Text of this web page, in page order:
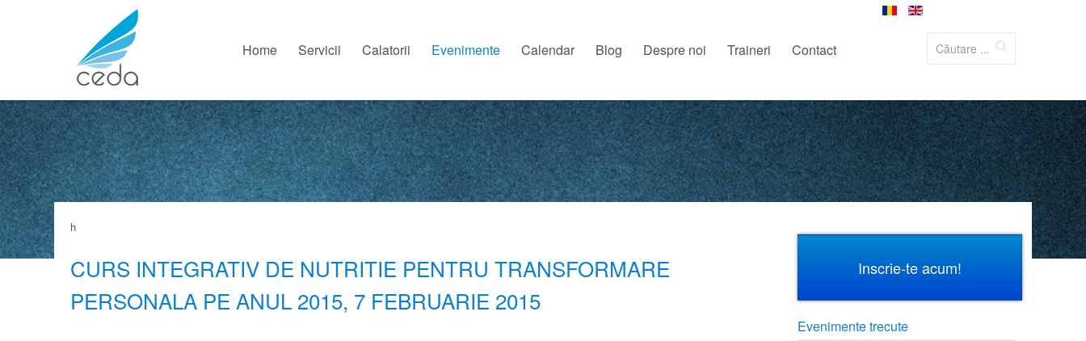
Home Servicii Calatorii Evenimente Calendar Blog Despre noi Traineri Contact
h
CURS INTEGRATIV DE NUTRITIE PENTRU TRANSFORMARE
PERSONALA PE ANUL 2015, 7 FEBRUARIE 2015
Inscrie-te acum!
Evenimente trecute